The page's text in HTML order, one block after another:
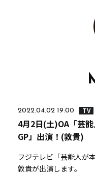
2022.04.02 19:00 TV
4月2日(土)OA「芸
GP」出演！(敦貴)
フジテレビ「芸能人が
敦貴が出演します。